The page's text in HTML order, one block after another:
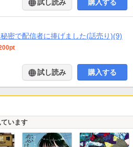
試し読み 購入する
密で配信者に捧げました(話売り)(9)
試し読み 購入する
います